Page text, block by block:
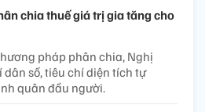
chia thuế giá trị gia tăng cho
pháp phân chia, Nghị
số, tiêu chí diện tích tự
quân đầu người.